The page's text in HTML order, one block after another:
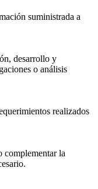
suministrada a
desarrollo y
o análisis
realizados
complementar la